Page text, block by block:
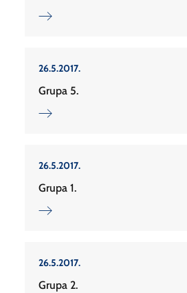
26.5.2017.
Grupa 5.
26.5.2017.
Grupa 1.
26.5.2017.
Grupa 2.